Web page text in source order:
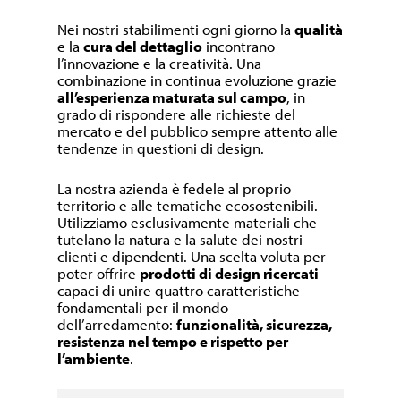
Nei nostri stabilimenti ogni giorno laqualità
e lacura del dettaglio incontrano
l’innovazione e la creatività. Una
combinazione in continua evoluzione grazie
all’esperienza maturata sul campo, in
grado di rispondere alle richieste del
mercato e del pubblico sempre attento alle
tendenze in questioni di design.
La nostra azienda è fedele al proprio
territorio e alle tematiche ecosostenibili.
Utilizziamo esclusivamente materiali che
tutelano la natura e la salute dei nostri
clienti e dipendenti. Una scelta voluta per
poter offrire prodotti di design ricercati
capaci di unire quattro caratteristiche
fondamentali per il mondo
dell’arredamento:funzionalità, sicurezza,
resistenza nel tempo e rispetto per
l’ambiente.